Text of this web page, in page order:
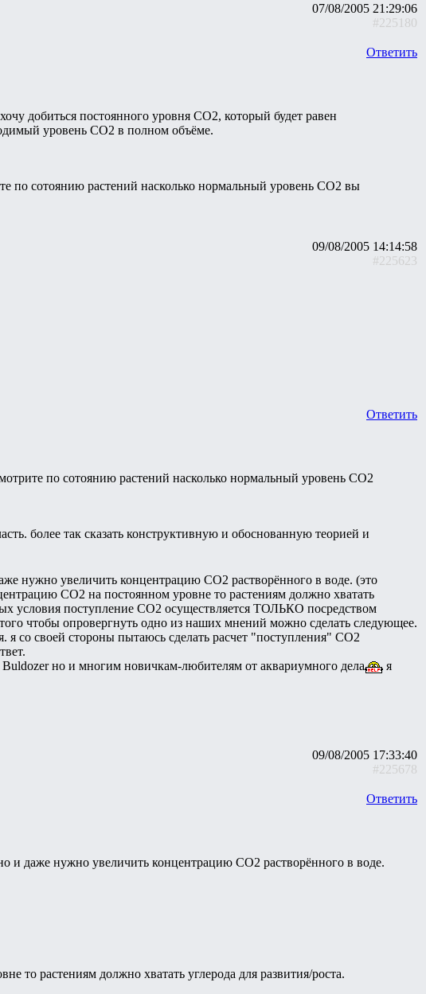
07/08/2005 21:29:06
#225180
Ответить
добиться постоянного уровня СО2, который будет равен
уровень СО2 в полном объёме.
по сотоянию растений насколько нормальный уровень СО2 вы
09/08/2005 14:14:58
#225623
Ответить
по сотоянию растений насколько нормальный уровень СО2
более так сказать конструктивную и обоснованную теорией и
нужно увеличить концентрацию СО2 растворённого в воде. (это
СО2 на постоянном уровне то растениям должно хватать
условия поступление СО2 осуществляется ТОЛЬКО посредством
чтобы опровергнуть одно из наших мнений можно сделать следующее.
со своей стороны пытаюсь сделать расчет "поступления" СО2
но и многим новичкам-любителям от аквариумного дела
я
09/08/2005 17:33:40
#225678
Ответить
и даже нужно увеличить концентрацию СО2 растворённого в воде.
то растениям должно хватать углерода для развития/роста.